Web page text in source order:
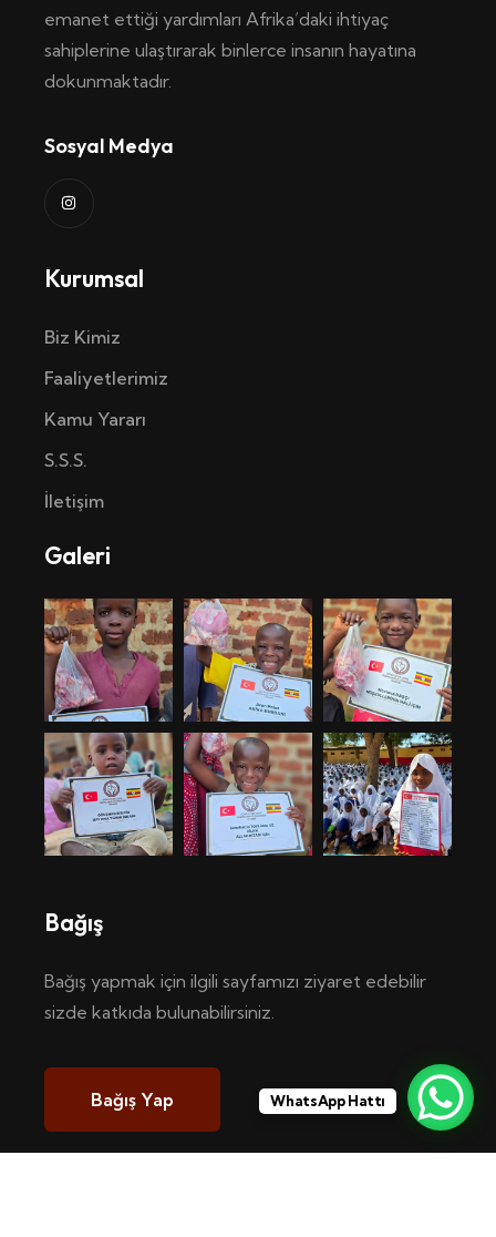
emanet ettiği yardımları Afrika’daki ihtiyaç
sahiplerine ulaştırarak binlerce insanın hayatına
dokunmaktadır.
Sosyal Medya
Kurumsal
Biz Kimiz
Faaliyetlerimiz
Kamu Yararı
S.S.S.
İletişim
Galeri
Bağış
Bağış yapmak için ilgili sayfamızı ziyaret edebilir
sizde katkıda bulunabilirsiniz.
Bağış Yap WhatsApp Hattı